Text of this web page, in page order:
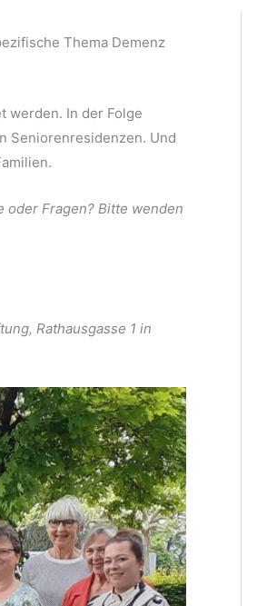
Thema Demenz
werden. In der Folge
Seniorenresidenzen. Und
oder Fragen? Bitte wenden
Rathausgasse 1 in